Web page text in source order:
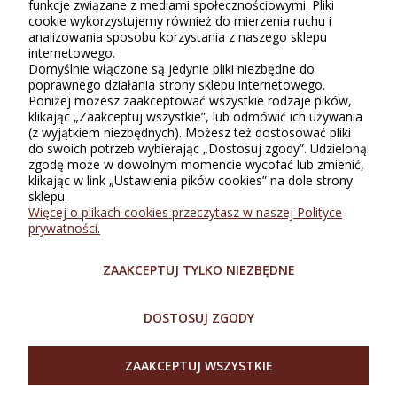
Tylko zarejestrowani klienci Sklepu Bellugio, którzy kupili lub
używali ten produkt, mogą wystawiać recenzję. Ocena podana w
gwiazdkach (do 5) jest średnią wszystkich ocen. Po moderacji
publikujemy zarówno pozytywne, jak i negatywne opinie.
SZYBKI KONTAKT
funkcje związane z mediami społecznościowymi. Pliki
cookie wykorzystujemy również do mierzenia ruchu i
analizowania sposobu korzystania z naszego sklepu
internetowego.
Domyślnie włączone są jedynie pliki niezbędne do
poprawnego działania strony sklepu internetowego.
Poniżej możesz zaakceptować wszystkie rodzaje pików,
klikając „Zaakceptuj wszystkie”, lub odmówić ich używania
(z wyjątkiem niezbędnych). Możesz też dostosować pliki
do swoich potrzeb wybierając „Dostosuj zgody”. Udzieloną
zgodę może w dowolnym momencie wycofać lub zmienić,
klikając w link „Ustawienia pików cookies” na dole strony
sklepu.
Więcej o plikach cookies przeczytasz w naszej Polityce
prywatności.
ZAAKCEPTUJ TYLKO NIEZBĘDNE
DOSTOSUJ ZGODY
ZAAKCEPTUJ WSZYSTKIE